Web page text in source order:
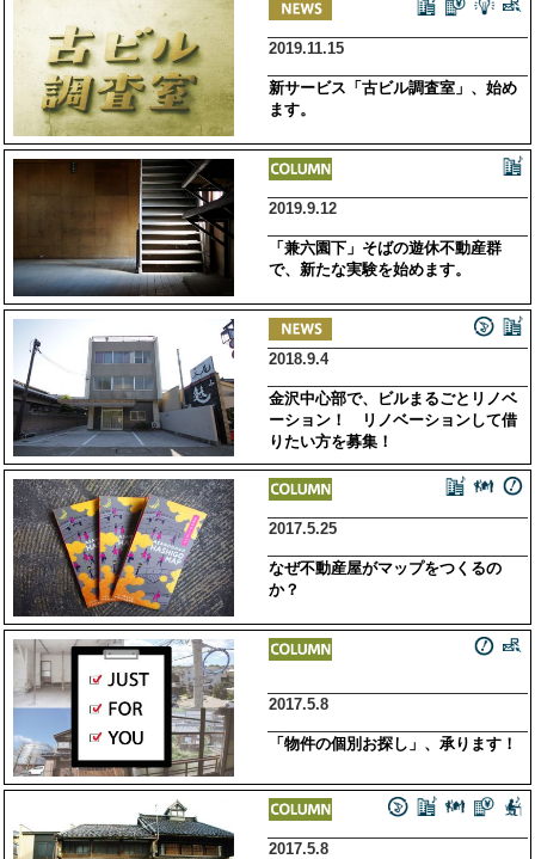
2019.11.15
新サービス「古ビル調査室」、始め
ます。
2019.9.12
「兼六園下」そばの遊休不動産群
で、新たな実験を始めます。
2018.9.4
金沢中心部で、ビルまるごとリノベ
ーション！ リノベーションして借
りたい方を募集！
2017.5.25
なぜ不動産屋がマップをつくるの
か？
2017.5.8
「物件の個別お探し」、承ります！
2017.5.8